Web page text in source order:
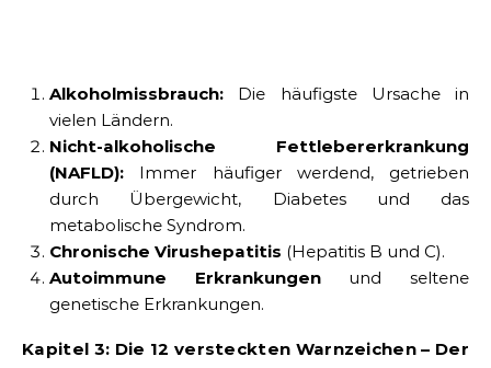
Alkoholmissbrauch: Die häufigste Ursache in
vielen Ländern.
Nicht-alkoholische Fettlebererkrankung
(NAFLD): Immer häufiger werdend, getrieben
durch Übergewicht, Diabetes und das
metabolische Syndrom.
Chronische Virushepatitis (Hepatitis B und C).
Autoimmune Erkrankungenund seltene
genetische Erkrankungen.
Kapitel 3: Die 12 versteckten Warnzeichen – Der